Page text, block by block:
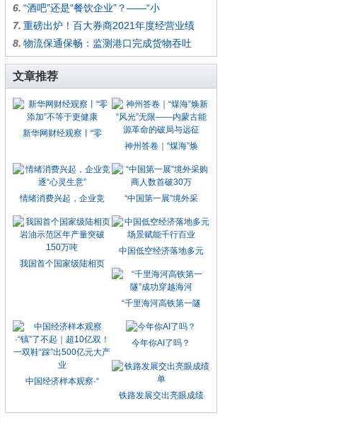
6. “酒吧”还是“餐饮企业”？——“小
7. 重磅出炉！百大券商2021年度经营业绩
8. 物流保通保畅：监测港口完成货物吞吐
文章推荐
新华网财经观察丨“零
神州答卷｜“煤海”焕
情绪消费兴起，企业竞 “中国第一展”境外采
我国首个国家级陆相页
中国低空经济落地多元
“千里海河高铁第一隧
中国经济样本观察·“
今年你AI了吗？
铁路发展交出亮眼成绩